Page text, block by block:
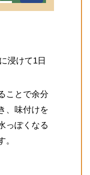
浸けて1日
ことで余分
、味付けを
っぽくなる
。